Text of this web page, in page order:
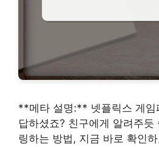
**메타 설명:** 넷플릭스 게임
답하셨죠? 친구에게 알려주듯
링하는 방법, 지금 바로 확인